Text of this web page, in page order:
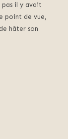
pas il y avait
point de vue,
hâter son